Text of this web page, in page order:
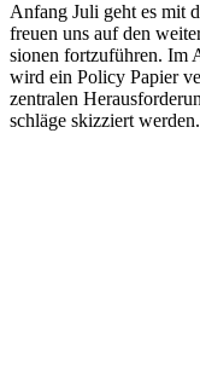
Anfang Juli geht es mit
freuen uns auf den
sionen fortzu­führen. Im
wird ein Policy Papier
zentralen
schläge skizziert werden.